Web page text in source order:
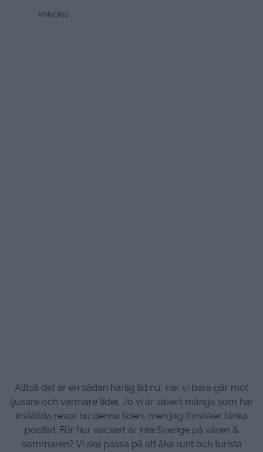
Alltså det är en sådan härlig tid nu, när vi bara går mot
ljusare och varmare tider. Jo vi är säkert många som har
inställda resor nu denna tiden, men jag försöker tänka
positivt. För hur vackert är inte Sverige på våren &
sommaren? Vi ska passa på att åka runt och turista